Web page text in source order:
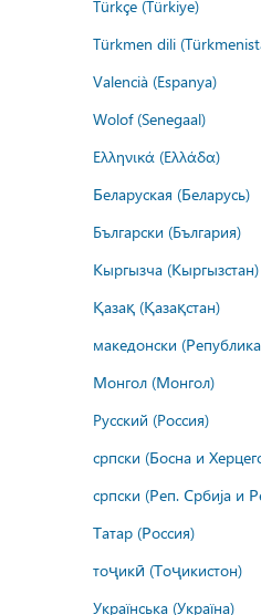
Türkçe (Türkiye)
Türkmen dili
Valencià (Espanya)
Wolof (Senegaal)
Ελληνικά (Ελλάδα)
Беларуская (Беларусь)
Български (България)
Кыргызча (Кыргызстан)
Қазақ (Қазақстан)
македонски
Монгол (Монгол)
Русский (Россия)
српски (Босна и
српски (Реп. Србија и
Татар (Россия)
тоҷикӣ (Тоҷикистон)
Українська (Україна)